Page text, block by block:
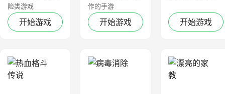
险类游戏
开始游戏
作的手游
开始游戏 开始游戏